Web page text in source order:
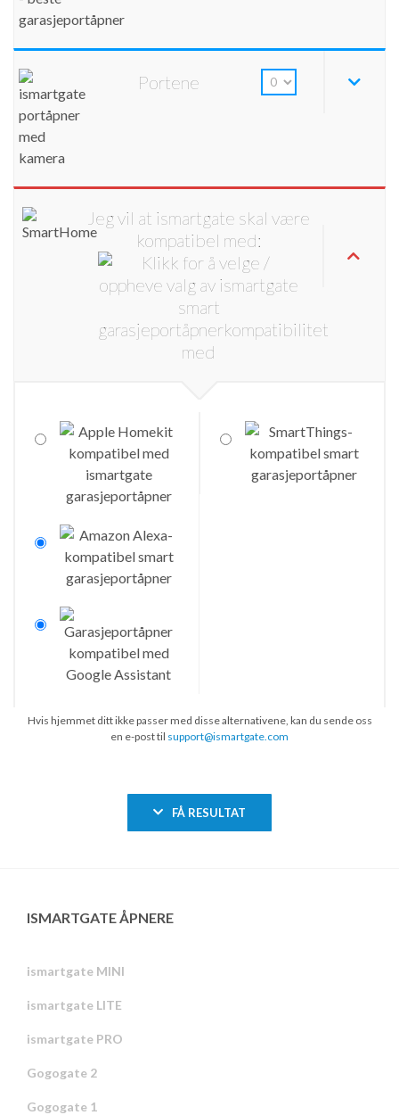
Portene
Jeg vil at ismartgate skal være
kompatibel med:
Hvis hjemmet ditt ikke passer med disse alternativene, kan du sende oss
en e-post til support@ismartgate.com
FÅ RESULTAT
ISMARTGATE ÅPNERE
ismartgate MINI
ismartgate LITE
ismartgate PRO
Gogogate 2
Gogogate 1